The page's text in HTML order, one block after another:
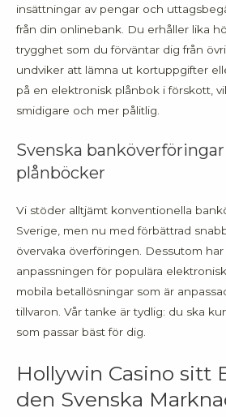
insättningar av pengar och
från din onlinebank. Du erhåller lika
trygghet som du förväntar dig från
undviker att lämna ut kortuppgifter
på en elektronisk plånbok i förskott,
smidigare och mer pålitlig.
Svenska
plånböcker
Vi stöder alltjämt konventionella
Sverige, men nu med förbättrad
övervaka överföringen. Dessutom
anpassningen för populära
mobila betallösningar som är
tillvaron. Vår tanke är tydlig: du ska
som passar bäst för dig.
Hollywin Casino sitt
den Svenska